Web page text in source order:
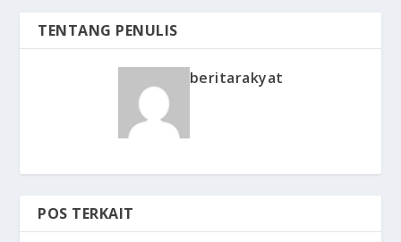
TENTANG PENULIS
beritarakyat
POS TERKAIT